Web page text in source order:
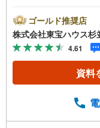
「未来カレン
自宅リフォー
ブ」。・ 不動
CG加工ホー
理士による
◆ご予約に際
（居住中物
ゴールド推奨店
株式会社東宝ハウス杉
4.61
資料